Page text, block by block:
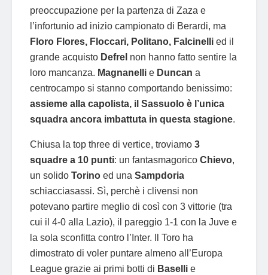
preoccupazione per la partenza di Zaza e
l’infortunio ad inizio campionato di Berardi, ma
Floro Flores, Floccari, Politano, Falcinelli ed il
grande acquisto Defrel non hanno fatto sentire la
loro mancanza. Magnanelli e Duncan a
centrocampo si stanno comportando benissimo:
assieme alla capolista, il Sassuolo è l’unica
squadra ancora imbattuta in questa stagione.
Chiusa la top three di vertice, troviamo 3
squadre a 10 punti: un fantasmagorico Chievo,
un solido Torino ed una Sampdoria
schiacciasassi. Sì, perchè i clivensi non
potevano partire meglio di così con 3 vittorie (tra
cui il 4-0 alla Lazio), il pareggio 1-1 con la Juve e
la sola sconfitta contro l’Inter. Il Toro ha
dimostrato di voler puntare almeno all’Europa
League grazie ai primi botti di Baselli e